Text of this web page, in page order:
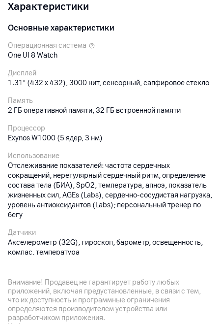
Характеристики
Основные характеристики
Операционная система
One UI 8 Watch
Дисплей
1.31" (432 x 432), 3000 нит, сенсорный, сапфировое стекло
Память
2 ГБ оперативной памяти, 32 ГБ встроенной памяти
Процессор
Exynos W1000 (5 ядер, 3 нм)
Использование
Отслеживание показателей: частота сердечных
сокращений, нерегулярный сердечный ритм, определение
состава тела (БИА), SpO2, температура, апноэ, показатель
жизненных сил, AGEs (Labs), сердечно-сосудистая нагрузка,
уровень антиоксидантов (Labs); персональный тренер по
бегу
Датчики
Акселерометр (32G), гироскоп, барометр, освещенность,
компас, температура
Bluetooth 5.3, WiFi 802.11 (2,4 / 5 ГГц); 2-частотный GPS
(L1+L5); NFC; защита от воды и пыли (5ATM+IP68/MIL-STD-
810H)
Особенности
Внимание! Продавец не гарантирует работу любых
приложений, включая предустановленные, в связи с тем,
что их доступность и программные ограничения
определяются производителем устройства или
разработчиком приложения.